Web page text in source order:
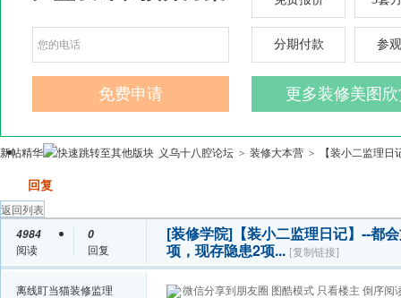
新帖精华 义乌十八腔论坛 > 装修大本营 > 【装小二监理
回复
返回列表
4984
阅读
0
回复
[装修学院] 【装小二监理日记】--都
项，现存隐患2项... [复制链接]
离线盯当猫装修监理 微信分享到朋友圈 图酷模式 只看楼主 倒序阅